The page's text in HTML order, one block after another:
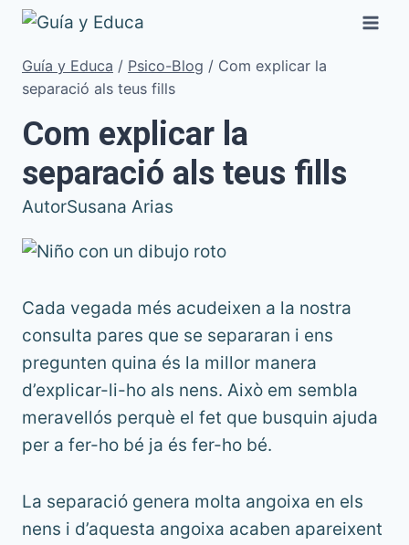
Vés
contingut
Guía y Educa / Psico-Blog / Com explicar la
separació als teus fills
Com explicar la
separació als teus fills
AutorSusana Arias
Cada vegada més acudeixen a la nostra
consulta pares que se separaran i ens
pregunten quina és la millor manera
d’explicar-li-ho als nens. Això em sembla
meravellós perquè el fet que busquin ajuda
per a fer-ho bé ja és fer-ho bé.
La separació genera molta angoixa en els
nens i d’aquesta angoixa acaben apareixent